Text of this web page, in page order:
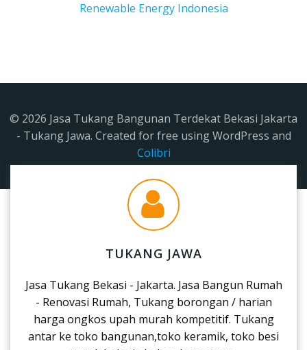
Renewable Energy Indonesia
© 2026 Jasa Tukang Bangunan Terdekat Bekasi Jakarta
- Tukang Jawa. Created for free using WordPress and
Colibri
TUKANG JAWA
Jasa Tukang Bekasi - Jakarta. Jasa Bangun Rumah
- Renovasi Rumah, Tukang borongan / harian
harga ongkos upah murah kompetitif. Tukang
antar ke toko bangunan,toko keramik, toko besi